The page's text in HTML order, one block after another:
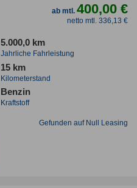
ab mtl.400,00 €
netto mtl. 336,13 €
5.000,0 km
Jahrliche Fahrleistung
15 km
Kilometerstand
Benzin
Kraftstoff
Gefunden auf Null Leasing